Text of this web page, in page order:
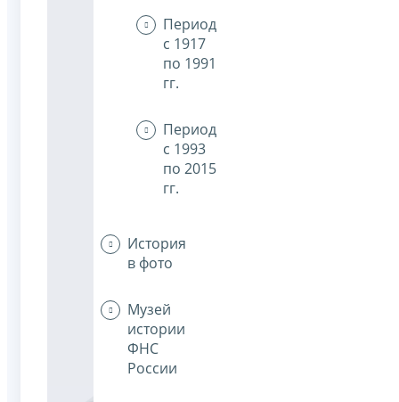
Период
с 1917
по 1991
гг.
Период
с 1993
по 2015
гг.
История
в фото
Музей
истории
ФНС
России